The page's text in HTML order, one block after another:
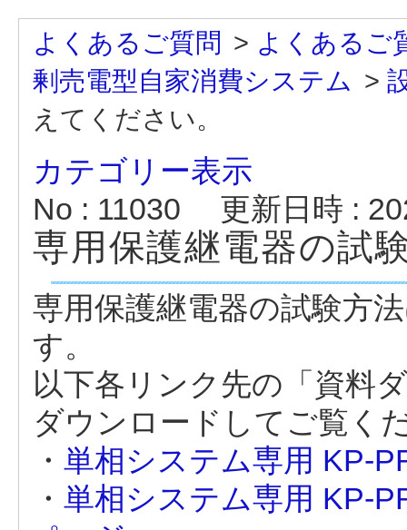
よくあるご質問 > よくあるご
剰売電型自家消費システム >
えてください。
カテゴリー表示
No : 11030
更新日時 :
専用保護継電器の試
専用保護継電器の試験方
す。
以下各リンク先の「資料
ダウンロードしてご覧く
・ 単相システム専用 KP-
・ 単相システム専用 KP-